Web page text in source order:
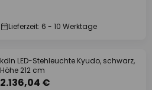
Lieferzeit: 6 - 10 Werktage
kdln LED-Stehleuchte Kyudo, schwarz,
Höhe 212 cm
2.136,04 €